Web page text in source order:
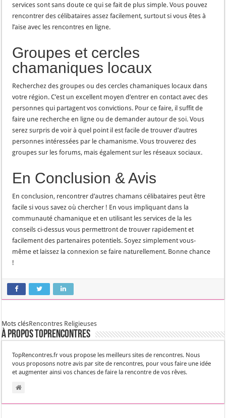
services sont sans doute ce qui se fait de plus simple. Vous pouvez
rencontrer des célibataires assez facilement, surtout si vous êtes à
l’aise avec les rencontres en ligne.
Groupes et cercles
chamaniques locaux
Recherchez des groupes ou des cercles chamaniques locaux dans
votre région. C’est un excellent moyen d’entrer en contact avec des
personnes qui partagent vos convictions. Pour ce faire, il suffit de
faire une recherche en ligne ou de demander autour de soi. Vous
serez surpris de voir à quel point il est facile de trouver d’autres
personnes intéressées par le chamanisme. Vous trouverez des
groupes sur les forums, mais également sur les réseaux sociaux.
En Conclusion & Avis
En conclusion, rencontrer d’autres chamans célibataires peut être
facile si vous savez où chercher ! En vous impliquant dans la
communauté chamanique et en utilisant les services de la les
conseils ci-dessus vous permettront de trouver rapidement et
facilement des partenaires potentiels. Soyez simplement vous-
même et laissez la connexion se faire naturellement. Bonne chance
!
Mots clésRencontres Religieuses
À propos TopRencontres
TopRencontres.fr vous propose les meilleurs sites de rencontres. Nous
vous proposons notre avis par site de rencontres, pour vous faire une idée
et augmenter ainsi vos chances de faire la rencontre de vos rêves.